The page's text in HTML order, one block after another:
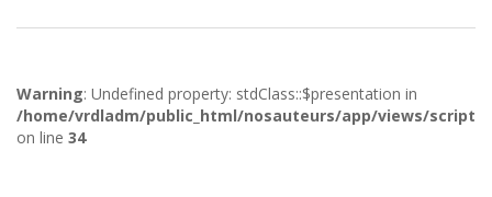
Warning: Undefined property: stdClass::$presentation in
/home/vrdladm/public_html/nosauteurs/app/views/
on line 34